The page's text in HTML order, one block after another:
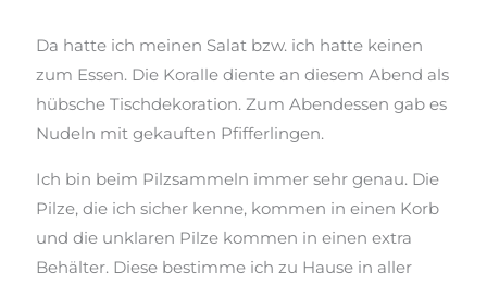
Da hatte ich meinen Salat bzw. ich hatte keinen
zum Essen. Die Koralle diente an diesem Abend als
hübsche Tischdekoration. Zum Abendessen gab es
Nudeln mit gekauften Pfifferlingen.
Ich bin beim Pilzsammeln immer sehr genau. Die
Pilze, die ich sicher kenne, kommen in einen Korb
und die unklaren Pilze kommen in einen extra
Behälter. Diese bestimme ich zu Hause in aller